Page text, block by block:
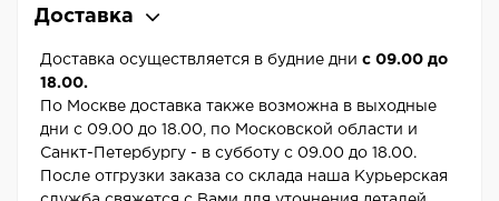
Доставка
Доставка осуществляется в будние дни с 09.00 до
18.00.
По Москве доставка также возможна в выходные
дни с 09.00 до 18.00, по Московской области и
Санкт-Петербургу - в субботу с 09.00 до 18.00.
После отгрузки заказа со склада наша Курьерская